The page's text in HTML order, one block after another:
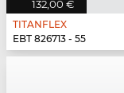
132,00 €
TITANFLEX
EBT 826713 - 55